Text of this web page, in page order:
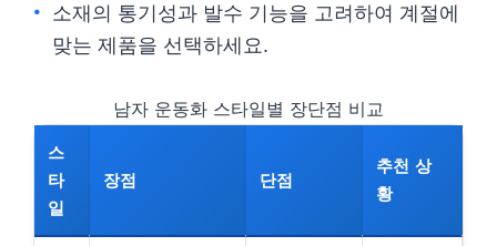
소재의 통기성과 발수 기능을 고려하여 계절에
맞는 제품을 선택하세요.
남자 운동화 스타일별 장단점 비교
스
타
일
장점 단점
추천 상
황